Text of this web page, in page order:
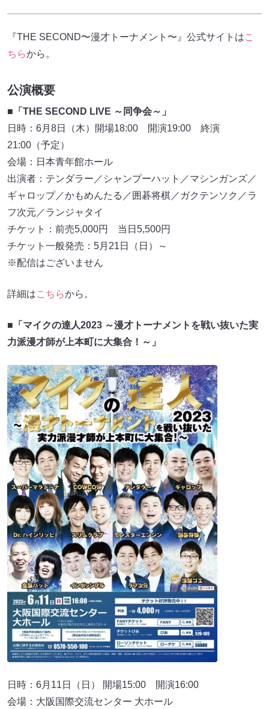
『THE SECOND〜漫才トーナメント〜』公式サイトはこ
ちらから。
公演概要
■「THE SECOND LIVE ～同争会～」
日時：6月8日（木）開場18:00 開演19:00 終演
21:00（予定）
会場：日本青年館ホール
出演者：テンダラー／シャンプーハット／マシンガンズ／
ギャロップ／かもめんたる／囲碁将棋／ガクテンソク／ラ
フ次元／ランジャタイ
チケット：前売5,000円 当日5,500円
チケット一般発売：5月21日（日）～
※配信はございません
詳細はこちらから。
■ 「マイクの達人2023 ～漫才トーナメントを戦い抜いた実
力派漫才師が上本町に大集合！～」
日時：6月11日（日） 開場15:00 開演16:00
会場：大阪国際交流センター 大ホール